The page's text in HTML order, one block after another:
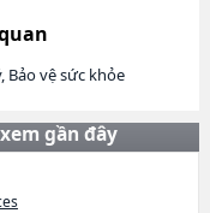
vệ sức khỏe
gần đây